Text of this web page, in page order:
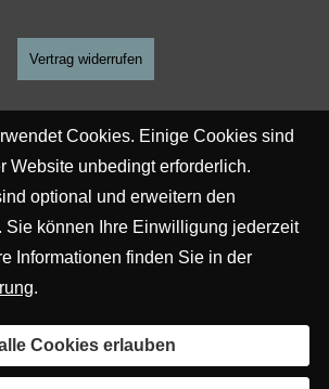
Vertrag widerrufen
Cookies. Einige Cookies sind
Website unbedingt erforderlich.
optional und erweitern den
Sie können Ihre Einwilligung jederzeit
Informationen finden Sie in der
.
Cookies erlauben